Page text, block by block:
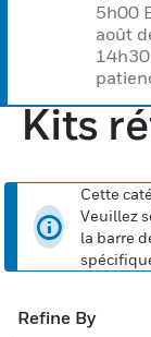
5h00
août
Kits
Cette
Veuillez
la barre
Refine By